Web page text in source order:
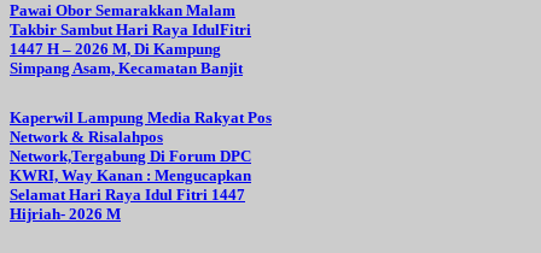
Pawai Obor Semarakkan Malam
Takbir Sambut Hari Raya IdulFitri
1447 H – 2026 M, Di Kampung
Simpang Asam, Kecamatan Banjit
Kaperwil Lampung Media Rakyat Pos
Network & Risalahpos
Network,Tergabung Di Forum DPC
KWRI, Way Kanan : Mengucapkan
Selamat Hari Raya Idul Fitri 1447
Hijriah- 2026 M